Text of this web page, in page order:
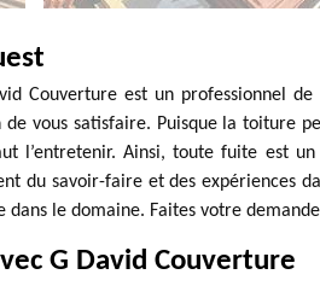
Couverture est un professionnel
de vous satisfaire. Puisque la toiture
l’entretenir. Ainsi, toute fuite est
du savoir-faire et des expériences
le domaine. Faites votre
G David Couverture